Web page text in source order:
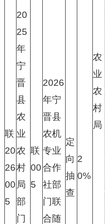
联
20
26
00
5
20
25
年
宁
晋
县
农
业
农
村
局
部
门
联
00
5
2026
年宁
晋县
农机
专业
合作
社部
门联
合随
定
向
抽
查
2
0%
农
业
农
村
局